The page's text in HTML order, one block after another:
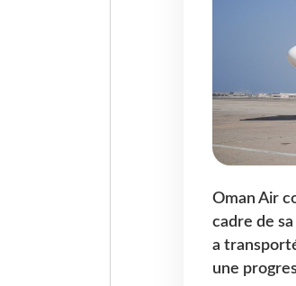
Oman Air
cadre de
a
une